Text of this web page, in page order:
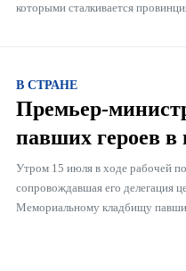
которыми сталкивается
В СТРАНЕ
Премьер-
павших героев
Утром 15 июля в ходе рабочей
сопровождавшая его делегация
Мемориальному кладбищу